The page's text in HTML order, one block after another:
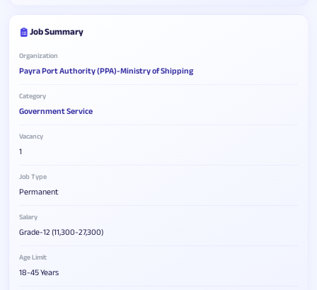
Job Summary
Organization
Payra Port Authority (PPA)-Ministry of Shipping
Category
Government Service
Vacancy
1
Job Type
Permanent
Salary
Grade-12 (11,300-27,300)
Age Limit
18-45 Years